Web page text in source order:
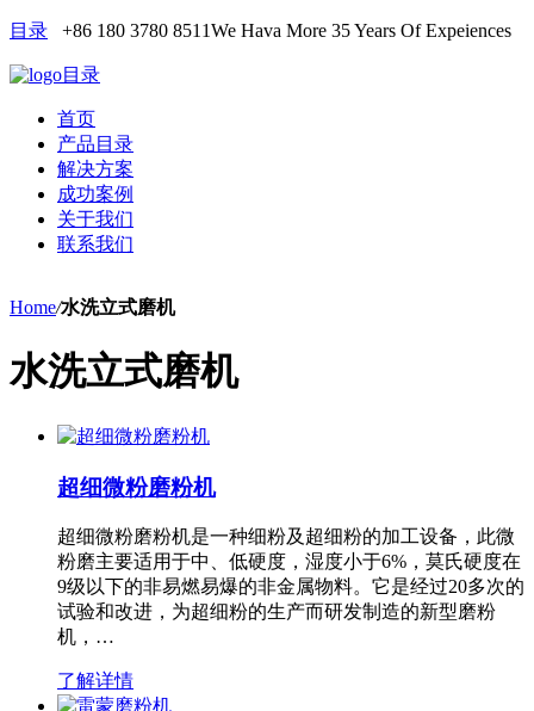
目录 +86 180 3780 8511We Hava More 35 Years Of Expeiences
目录
首页
产品目录
解决方案
成功案例
关于我们
联系我们
Home/水洗立式磨机
水洗立式磨机
超细微粉磨粉机
超细微粉磨粉机是一种细粉及超细粉的加工设备，此微
粉磨主要适用于中、低硬度，湿度小于6%，莫氏硬度在
9级以下的非易燃易爆的非金属物料。它是经过20多次的
试验和改进，为超细粉的生产而研发制造的新型磨粉
机，…
了解详情